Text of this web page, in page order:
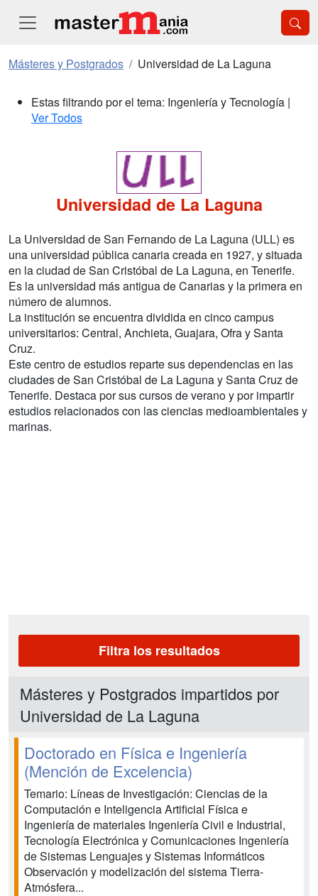
Másteres y Postgrados Universidad de La Laguna
Estas filtrando por el tema: Ingeniería y Tecnología |
Ver Todos
Universidad de La Laguna
La Universidad de San Fernando de La Laguna (ULL) es
una universidad pública canaria creada en 1927, y situada
en la ciudad de San Cristóbal de La Laguna, en Tenerife.
Es la universidad más antigua de Canarias y la primera en
número de alumnos.
La institución se encuentra dividida en cinco campus
universitarios: Central, Anchieta, Guajara, Ofra y Santa
Cruz.
Este centro de estudios reparte sus dependencias en las
ciudades de San Cristóbal de La Laguna y Santa Cruz de
Tenerife. Destaca por sus cursos de verano y por impartir
estudios relacionados con las ciencias medioambientales y
marinas.
Filtra los resultados
Másteres y Postgrados impartidos por
Universidad de La Laguna
Doctorado en Física e Ingeniería
(Mención de Excelencia)
Temario: Líneas de Investigación: Ciencias de la
Computación e Inteligencia Artificial Física e
Ingeniería de materiales Ingeniería Civil e Industrial,
Tecnología Electrónica y Comunicaciones Ingeniería
de Sistemas Lenguajes y Sistemas Informáticos
Observación y modelización del sistema Tierra-
Atmósfera...